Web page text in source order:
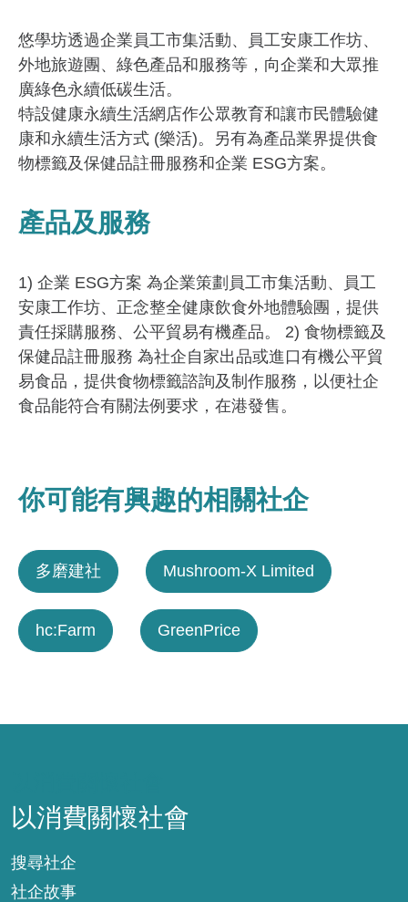
悠學坊透過企業員工市集活動、員工安康工作坊、
外地旅遊團、綠色產品和服務等，向企業和大眾推
廣綠色永續低碳生活。
特設健康永續生活網店作公眾教育和讓市民體驗健
康和永續生活方式 (樂活)。另有為產品業界提供食
物標籤及保健品註冊服務和企業 ESG方案。
產品及服務
1) 企業 ESG方案 為企業策劃員工市集活動、員工
安康工作坊、正念整全健康飲食外地體驗團，提供
責任採購服務、公平貿易有機產品。 2) 食物標籤及
保健品註冊服務 為社企自家出品或進口有機公平貿
易食品，提供食物標籤諮詢及制作服務，以便社企
食品能符合有關法例要求，在港發售。
你可能有興趣的相關社企
多磨建社 Mushroom-X Limited
hc:Farm GreenPrice
以消費關懷社會
搜尋社企
社企故事